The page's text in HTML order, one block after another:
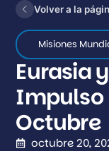
Volver a la
Misiones
Eurasia
Impulso
Octubre
octubre 20,